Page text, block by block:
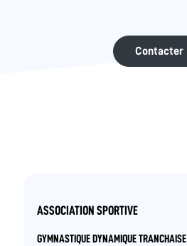
Contacter
ASSOCIATION SPORTIVE
GYMNASTIQUE DYNAMIQUE TRANCHAISE